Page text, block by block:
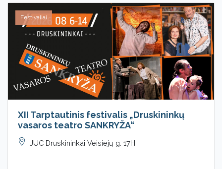
Festivaliai
XII Tarptautinis festivalis „Druskininkų
vasaros teatro SANKRYŽA“
JUC Druskininkai Veisiejų g. 17H